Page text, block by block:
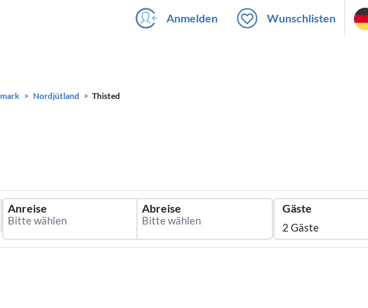
Anmelden Wunschlisten
Nordjütland Thisted
Anreise Abreise Gäste
2 Gäste